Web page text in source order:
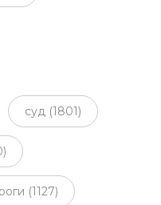
суд (1801)
(1127)